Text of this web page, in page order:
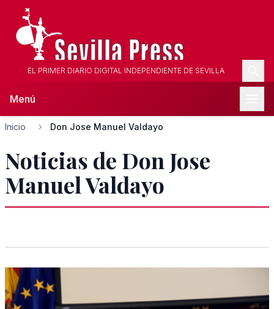
EL PRIMER DIARIO DIGITAL INDEPENDIENTE DE SEVILLA
Menú
Inicio Don Jose Manuel Valdayo
Noticias de Don Jose
Manuel Valdayo